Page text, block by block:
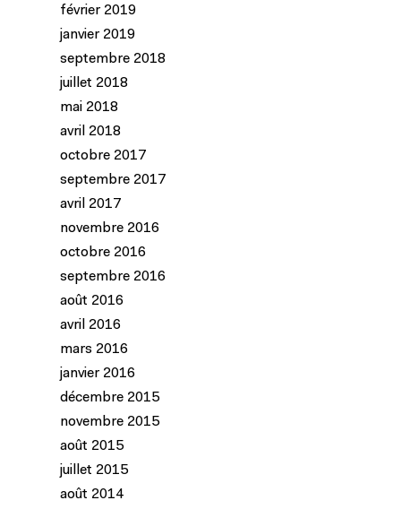
février 2019
janvier 2019
septembre 2018
juillet 2018
mai 2018
avril 2018
octobre 2017
septembre 2017
avril 2017
novembre 2016
octobre 2016
septembre 2016
août 2016
avril 2016
mars 2016
janvier 2016
décembre 2015
novembre 2015
août 2015
juillet 2015
août 2014